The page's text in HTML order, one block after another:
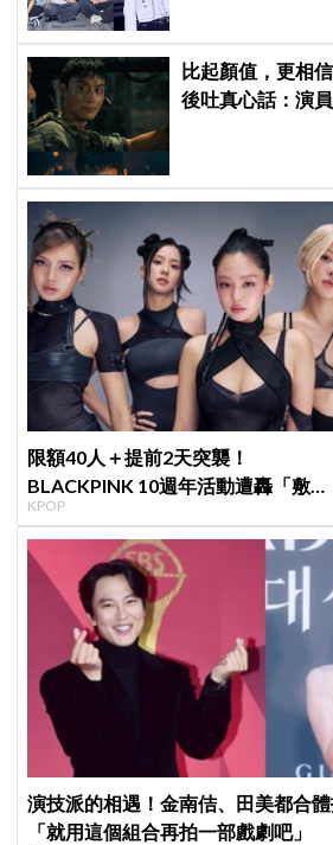
比起顏值，更相
後吐真心話：演
限額40人＋提前2天突襲！
BLACKPINK 10週年活動遭轟「敷
衍」，YG急證實：4人確定完全體出
KPOP
演技派的相遇！金南佶、田美都合
「就用這個組合再拍一部戲劇吧」